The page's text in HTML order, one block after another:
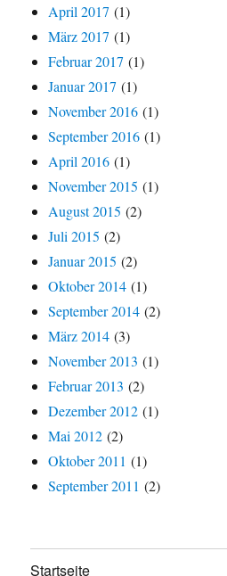
April 2017 (1)
März 2017 (1)
Februar 2017 (1)
Januar 2017 (1)
November 2016 (1)
September 2016 (1)
April 2016 (1)
November 2015 (1)
August 2015 (2)
Juli 2015 (2)
Januar 2015 (2)
Oktober 2014 (1)
September 2014 (2)
März 2014 (3)
November 2013 (1)
Februar 2013 (2)
Dezember 2012 (1)
Mai 2012 (2)
Oktober 2011 (1)
September 2011 (2)
Startseite